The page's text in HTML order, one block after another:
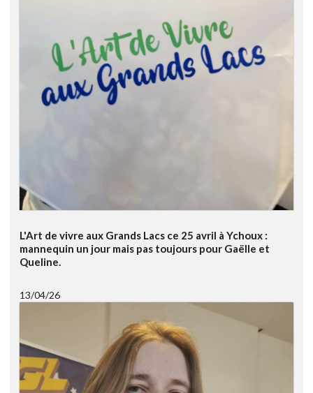
L'Art de vivre aux Grands Lacs ce 25 avril à Ychoux :
mannequin un jour mais pas toujours pour Gaëlle et
Queline.
13/04/26